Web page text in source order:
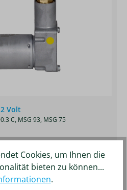
Volt
C, MSG 93, MSG 75
Merken
Cookies, um Ihnen die
bieten zu können...
.